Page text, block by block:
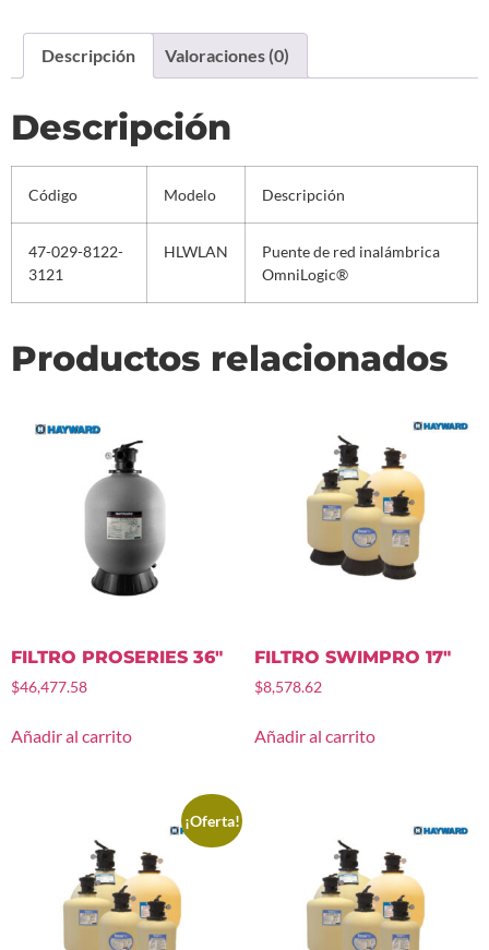
Descripción Valoraciones (0)
Descripción
Código Modelo Descripción
47-029-8122-
3121
HLWLAN
Puente de red inalámbrica
OmniLogic®
Productos relacionados
FILTRO PROSERIES 36″
$46,477.58
Añadir al carrito
FILTRO SWIMPRO 17″
$8,578.62
Añadir al carrito
¡Oferta!